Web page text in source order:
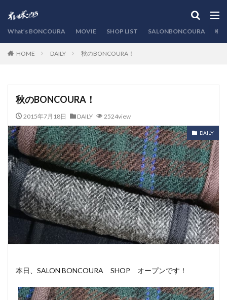
What’s BONCOURA MOVIE SHOP LIST SALONBONCOURA
HOME DAILY 秋のBONCOURA！
秋のBONCOURA！
2015年7月18日 DAILY 2524view
DAILY
本日、SALON BONCOURA SHOP オープンです！
カテゴリー
検索